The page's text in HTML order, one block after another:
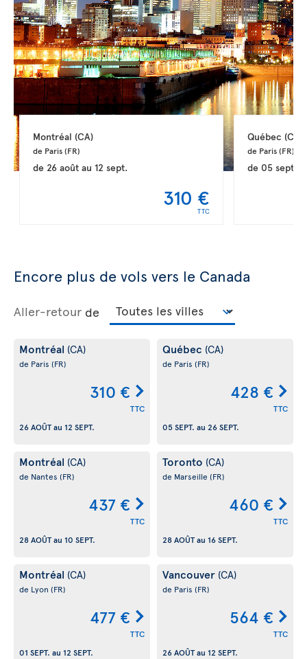
Montréal (CA)
de Paris (FR)
de 26 aoûtau 12 sept.
310 €
TTC
Québec (CA)
de Paris (FR)
de 05 sept.
Encore plus de vols vers le Canada
Aller-retour de
Montréal (CA)
de Paris (FR)
310 €
TTC
26 AOÛTau 12 SEPT.
Québec (CA)
de Paris (FR)
428 €
TTC
05 SEPT. au 26 SEPT.
Montréal (CA)
de Nantes (FR)
437 €
TTC
28 AOÛTau 10 SEPT.
Toronto (CA)
de Marseille (FR)
460 €
TTC
28 AOÛTau 16 SEPT.
Montréal (CA)
de Lyon (FR)
477 €
TTC
01 SEPT. au 12 SEPT.
Vancouver (CA)
de Paris (FR)
564 €
TTC
26 AOÛTau 12 SEPT.